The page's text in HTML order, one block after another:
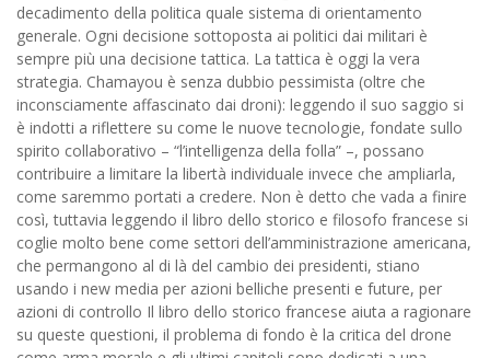
decadimento della politica quale sistema di orientamento
generale. Ogni decisione sottoposta ai politici dai militari è
sempre più una decisione tattica. La tattica è oggi la vera
strategia. Chamayou è senza dubbio pessimista (oltre che
inconsciamente affascinato dai droni): leggendo il suo saggio si
è indotti a riflettere su come le nuove tecnologie, fondate sullo
spirito collaborativo – “l’intelligenza della folla” –, possano
contribuire a limitare la libertà individuale invece che ampliarla,
come saremmo portati a credere. Non è detto che vada a finire
così, tuttavia leggendo il libro dello storico e filosofo francese si
coglie molto bene come settori dell’amministrazione americana,
che permangono al di là del cambio dei presidenti, stiano
usando i new media per azioni belliche presenti e future, per
azioni di controllo Il libro dello storico francese aiuta a ragionare
su queste questioni, il problema di fondo è la critica del drone